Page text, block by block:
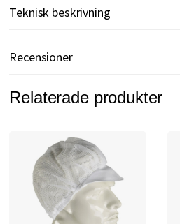
Teknisk beskrivning
Recensioner
Relaterade produkter